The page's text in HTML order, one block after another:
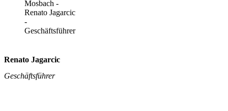
Renato Jagarcic
Geschäftsführer